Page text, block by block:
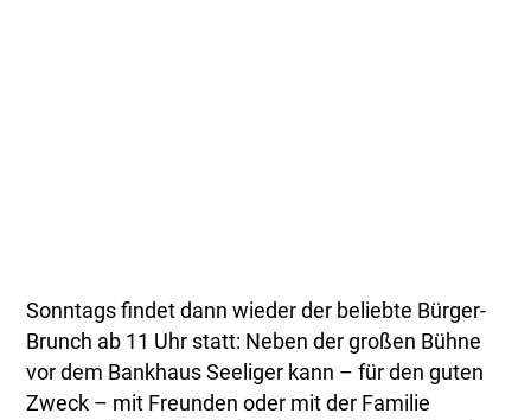
Sonntags findet dann wieder der beliebte Bürger-
Brunch ab 11 Uhr statt: Neben der großen Bühne
vor dem Bankhaus Seeliger kann – für den guten
Zweck – mit Freunden oder mit der Familie